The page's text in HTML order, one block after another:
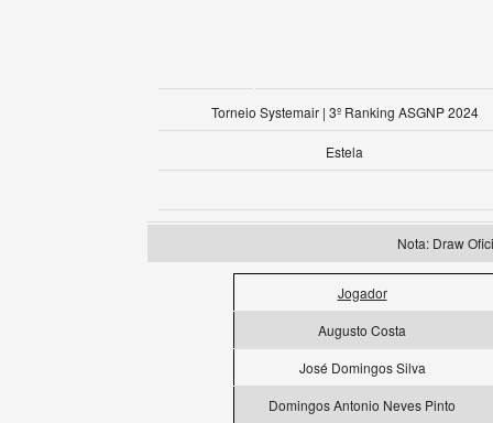
Torneio Systemair | 3º Ranking ASGNP 2024
Estela
Nota: Draw
Jogador
Augusto Costa
José Domingos Silva
Domingos Antonio Neves Pinto